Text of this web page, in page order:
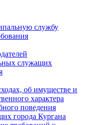
службу
служащих
об имуществе и
характера
поведения
города Кургана